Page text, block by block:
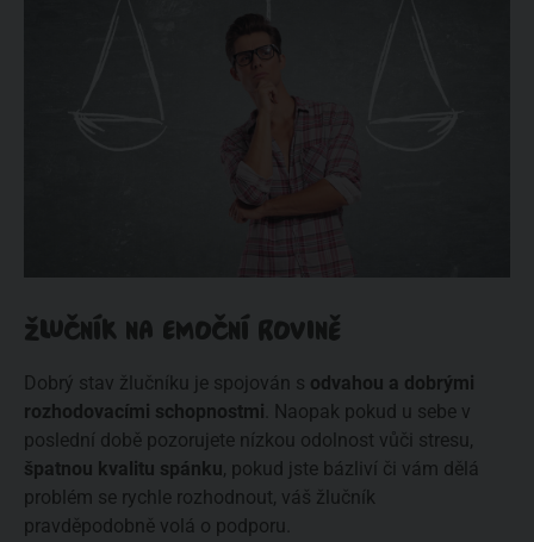
ŽLUČNÍK NA EMOČNÍ ROVINĚ
Dobrý stav žlučníku je spojován s odvahou a dobrými
rozhodovacími schopnostmi . Naopak pokud u sebe v
poslední době pozorujete nízkou odolnost vůči stresu,
špatnou kvalitu spánku, pokud jste bázliví či vám dělá
problém se rychle rozhodnout, váš žlučník
pravděpodobně volá o podporu.